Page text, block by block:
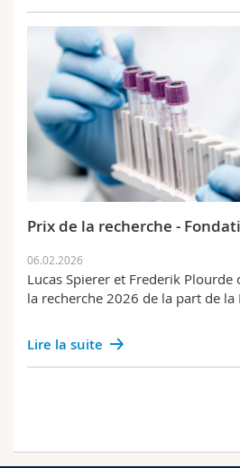
Prix de la recherche -
06.02.2026
Lucas Spierer et Frederik
la recherche 2026 de la part de la
Lire la suite